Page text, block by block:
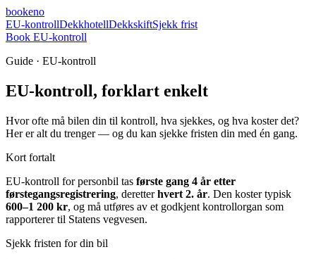
bookeno
EU-kontrollDekkhotellDekkskiftSjekk frist
Book EU-kontroll
Guide · EU-kontroll
EU-kontroll, forklart enkelt
Hvor ofte må bilen din til kontroll, hva sjekkes, og hva koster det?
Her er alt du trenger — og du kan sjekke fristen din med én gang.
Kort fortalt
EU-kontroll for personbil tas første gang 4 år etter
førstegangsregistrering, deretterhvert 2. år. Den koster typisk
600–1 200 kr, og må utføres av et godkjent kontrollorgan som
rapporterer til Statens vegvesen.
Sjekk fristen for din bil